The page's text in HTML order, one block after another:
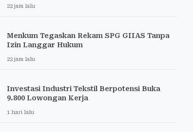
22 jam lalu
Menkum Tegaskan Rekam SPG GIIAS Tanpa
Izin Langgar Hukum
22 jam lalu
Investasi Industri Tekstil Berpotensi Buka
9.800 Lowongan Kerja
1 hari lalu